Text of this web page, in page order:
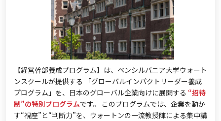
【経営幹部養成プログラム】は、ペンシルバニア大学ウォート
ンスクールが提供する 「グローバルインパクトリーダー養成
プログラム」を、日本のグローバル企業向けに展開する “招待
制”の特別プログラムです。 このプログラムでは、企業を動か
す“視座”と“判断力”を、ウォートンの一流教授陣による集中講